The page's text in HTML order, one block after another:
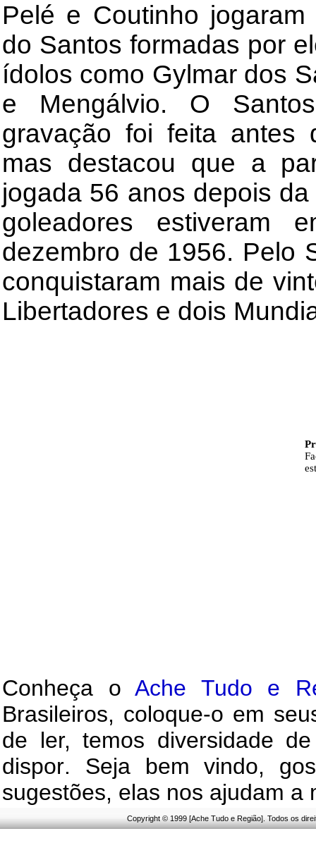
Pelé e Coutinho
do Santos formadas por
ídolos como Gylmar dos
e Mengálvio. O
gravação foi feita antes
mas destacou que a
jogada 56 anos depois
goleadores estiveram
dezembro de 1956. Pelo
conquistaram mais de
Libertadores e dois
Conheça oAche Tudo e
Brasileiros, coloque-o em
de ler, temos diversidade
dispor. Seja bem vindo, g
sugestões, elas nos ajudam a
Copyright © 1999 [Ache Tudo e Região]. Todos os